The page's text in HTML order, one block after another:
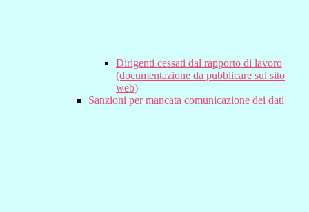
Dirigenti cessati dal rapporto di lavoro
(documentazione da pubblicare sul sito
web)
Sanzioni per mancata comunicazione dei dati